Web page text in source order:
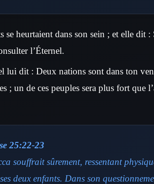
se heurtaient dans son sein ; et elle dit
l’Éternel.
lui dit : Deux nations sont dans ton
; un de ces peuples sera plus fort que
25:22-23
souffrait sûrement, ressentant
deux enfants. Dans son